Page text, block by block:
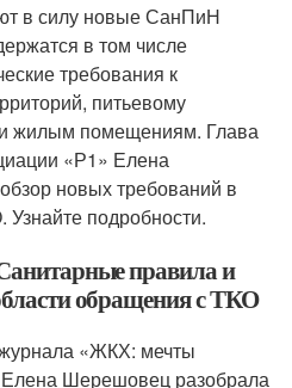
в силу новые СанПиН
в том числе
требования к
питьевому
жилым помещениям. Глава
«Р1» Елена
новых требований в
подробности.
правила и
обращения с ТКО
«ЖКХ: мечты
Шерешовец разобрала